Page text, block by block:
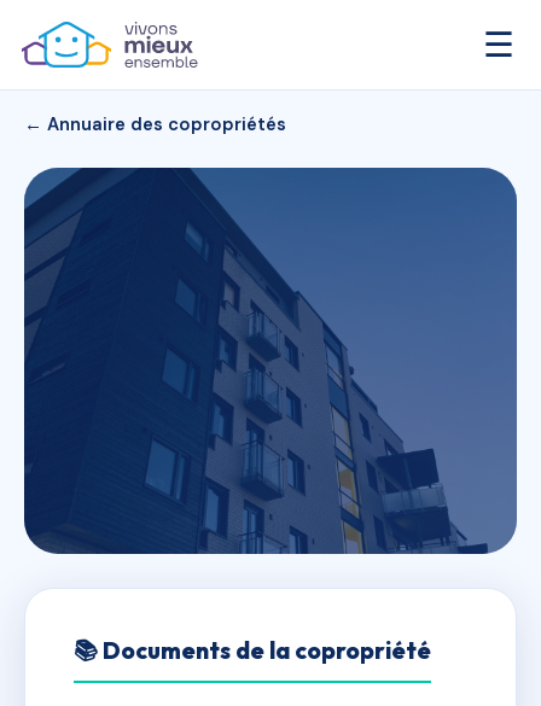
☰
← Annuaire des copropriétés
SDC 13/15 RUE DU
CROISSANT
📚 Documents de la copropriété